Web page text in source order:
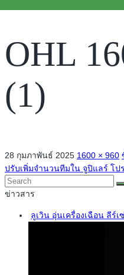
OHL
(1)
28 กุมภาพันธ์ 2025 1600 × 960
ปรับเพิ่มจำนวนทีมใน จูปิแลร์ โป
ข่าวสาร
ลูเวิน อุ่นเครื่องเฉือน ลีร์เ